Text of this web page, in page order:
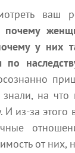
ваш
почему
у них
по
на
И из-за
от них,